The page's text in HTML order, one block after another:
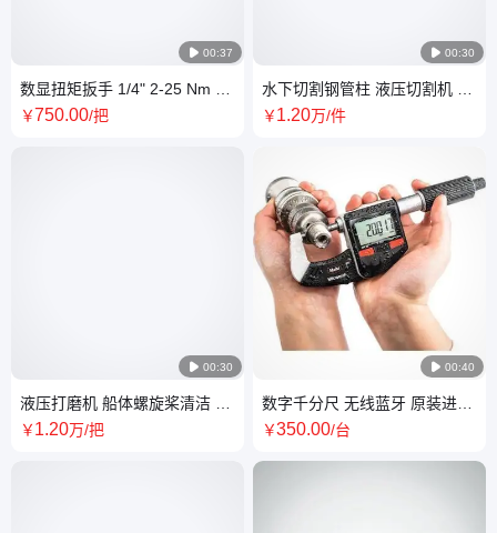
 00:37
数显扭矩扳手 1/4" 2-25 Nm 无
线蓝牙扭力扳手 霍夫曼代理
￥750.00/把
 00:30
液压打磨机 船体螺旋桨清洁 水
下转速2200rpm 混凝土打磨
￥1.20万/把
 00:30
水下切割钢管柱 液压切割机 打
捞救援 汉姆勒钢筋混凝土切割
￥1.20万/件
 00:40
数字千分尺 无线蓝牙 原装进口
外径测量尺 品牌代理Hoffmann
￥350.00/台